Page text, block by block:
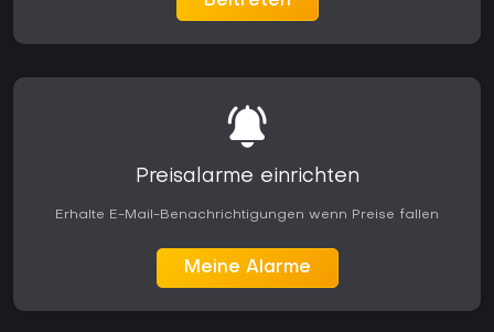
Preisalarme einrichten
Erhalte E-Mail-Benachrichtigungen wenn Preise fallen
Meine Alarme